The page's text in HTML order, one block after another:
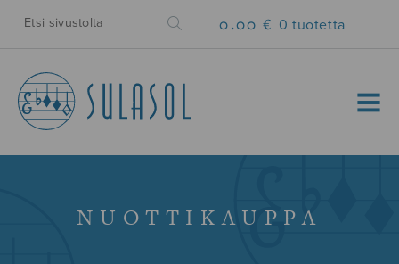
0.00 € 0 tuotetta
MENU
NUOTTIKAUPPA